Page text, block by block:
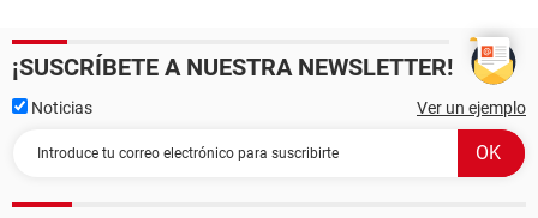
¡SUSCRÍBETE A NUESTRA NEWSLETTER!
Noticias Ver un ejemplo